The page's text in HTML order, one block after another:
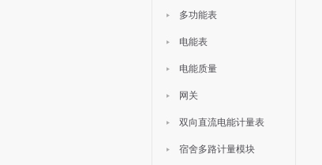
多功能表
电能表
电能质量
网关
双向直流电能计量表
宿舍多路计量模块